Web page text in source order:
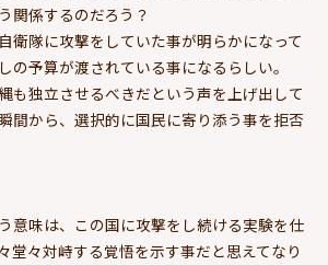
関係するのだろう？
衛隊に攻撃をしていた事が明らかになって
の予算が渡されている事になるらしい。
も独立させるべきだという声を上げ出して
間から、選択的に国民に寄り添う事を拒否
意味は、この国に攻撃をし続ける実験を仕
堂々対峙する覚悟を示す事だと思えてなり